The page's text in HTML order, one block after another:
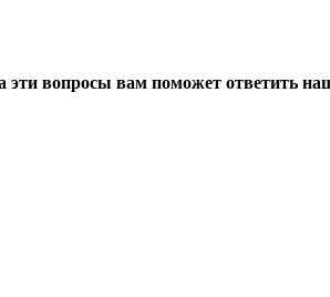
вопросы вам поможет ответить